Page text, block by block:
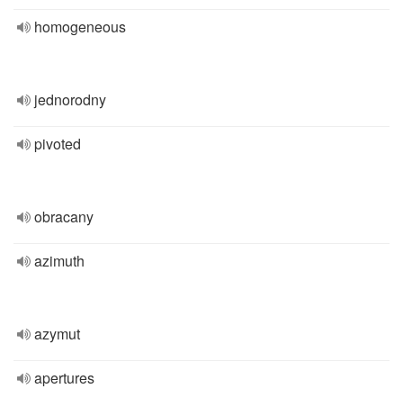
homogeneous
jednorodny
pivoted
obracany
azimuth
azymut
apertures